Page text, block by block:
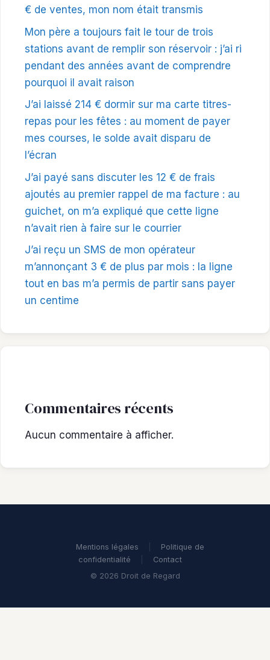
€ de ventes, mon nom était transmis
Mon père a toujours fait le tour de trois
stations avant de remplir son réservoir : j’ai ri
pendant des années avant de comprendre
pourquoi il avait raison
J’ai laissé 214 € dormir sur ma carte titres-
repas pour les fêtes : au moment de payer
mes courses, le solde avait disparu de
l’écran
J’ai payé sans discuter les 12 € de frais
ajoutés au premier rappel de ma facture : au
guichet, on m’a expliqué que cette ligne
n’avait rien à faire sur le courrier
J’ai reçu un SMS de mon opérateur
m’annonçant 3 € de plus par mois : la ligne
tout en bas m’a permis de partir sans payer
un centime
Commentaires récents
Aucun commentaire à afficher.
Mentions légales
Politique de
confidentialité
Contact
© 2026 Droit de Regard